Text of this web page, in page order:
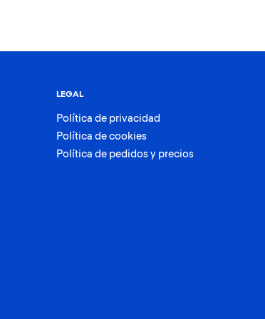
LEGAL
Política de privacidad
Política de cookies
Política de pedidos y precios